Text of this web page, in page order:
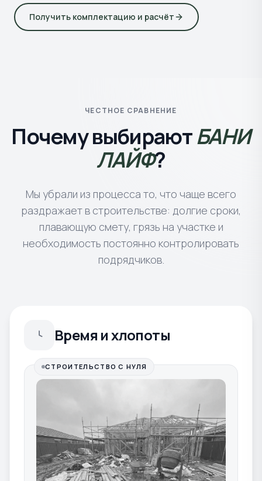
Получить комплектацию и расчёт
ЧЕСТНОЕ СРАВНЕНИЕ
Почему выбираютБАНИ
ЛАЙФ?
Мы убрали из процесса то, что чаще всего
раздражает в строительстве: долгие сроки,
плавающую смету, грязь на участке и
необходимость постоянно контролировать
подрядчиков.
Время и хлопоты
СТРОИТЕЛЬСТВО С НУЛЯ